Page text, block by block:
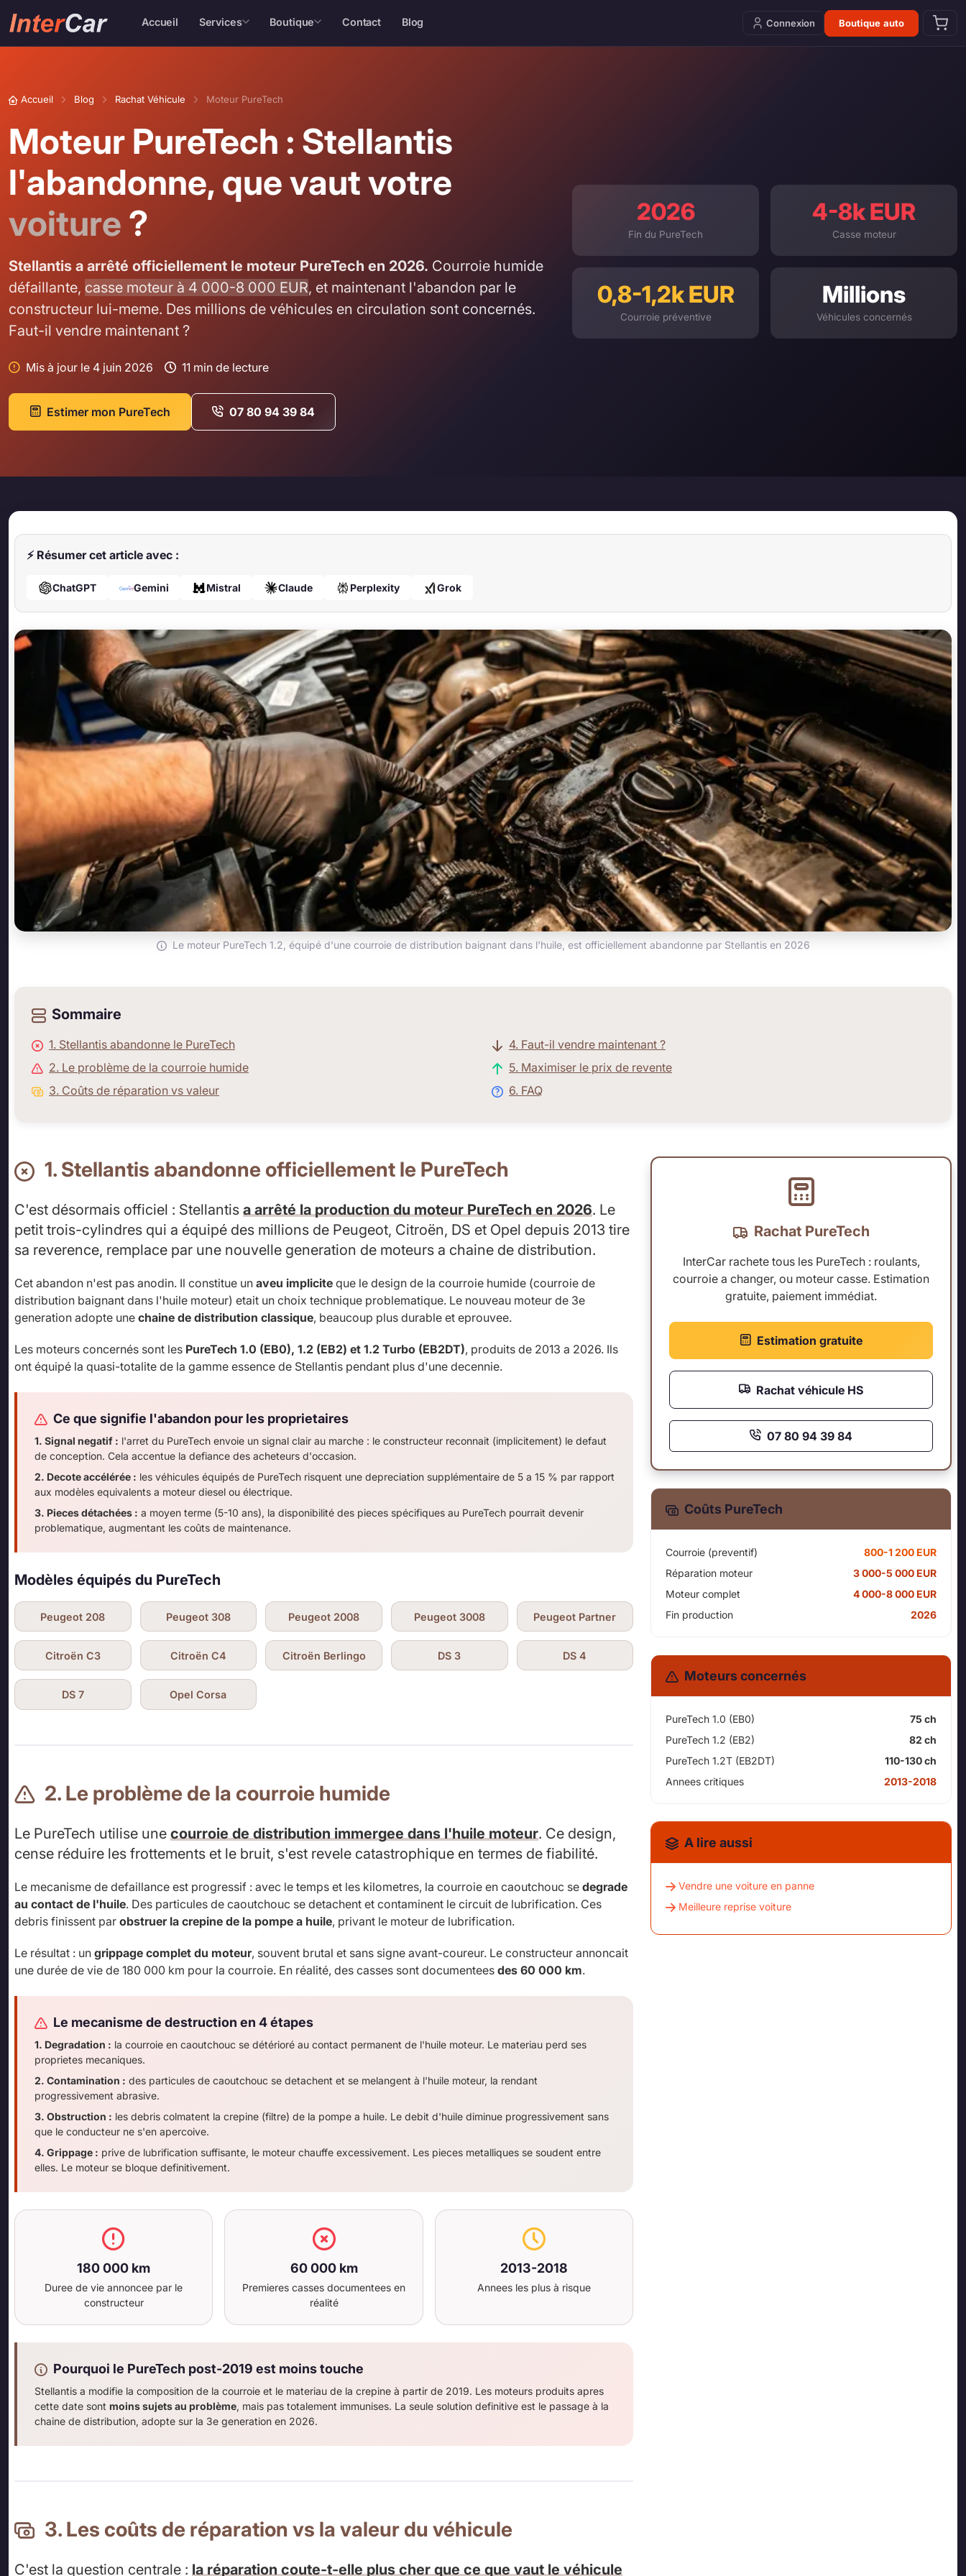
Accueil Services Boutique Contact Blog Connexion Boutique auto
Accueil Blog Rachat Véhicule Moteur PureTech
Moteur PureTech : Stellantis
l'abandonne, que vaut votre
voiture ?
Stellantis a arrêté officiellement le moteur PureTech en 2026. Courroie humide
défaillante, casse moteur à 4 000-8 000 EUR, et maintenant l'abandon par le
constructeur lui-meme. Des millions de véhicules en circulation sont concernés.
Faut-il vendre maintenant ?
Mis à jour le 4 juin 2026 11 min de lecture
Estimer mon PureTech 07 80 94 39 84
2026
Fin du PureTech
4-8k EUR
Casse moteur
0,8-1,2k EUR
Courroie préventive
Millions
Véhicules concernés
⚡ Résumer cet article avec :
ChatGPT Gemini Mistral Claude Perplexity Grok
Le moteur PureTech 1.2, équipé d'une courroie de distribution baignant dans l'huile, est officiellement abandonne par Stellantis en 2026
Sommaire
1. Stellantis abandonne le PureTech
2. Le problème de la courroie humide
3. Coûts de réparation vs valeur
4. Faut-il vendre maintenant ?
5. Maximiser le prix de revente
6. FAQ
1. Stellantis abandonne officiellement le PureTech
C'est désormais officiel : Stellantis a arrêté la production du moteur PureTech en 2026. Le
petit trois-cylindres qui a équipé des millions de Peugeot, Citroën, DS et Opel depuis 2013 tire
sa reverence, remplace par une nouvelle generation de moteurs a chaine de distribution.
Cet abandon n'est pas anodin. Il constitue un aveu implicite que le design de la courroie humide (courroie de
distribution baignant dans l'huile moteur) etait un choix technique problematique. Le nouveau moteur de 3e
generation adopte une chaine de distribution classique, beaucoup plus durable et eprouvee.
Les moteurs concernés sont les PureTech 1.0 (EB0), 1.2 (EB2) et 1.2 Turbo (EB2DT), produits de 2013 a 2026. Ils
ont équipé la quasi-totalite de la gamme essence de Stellantis pendant plus d'une decennie.
Ce que signifie l'abandon pour les proprietaires
1. Signal negatif : l'arret du PureTech envoie un signal clair au marche : le constructeur reconnait (implicitement) le defaut
de conception. Cela accentue la defiance des acheteurs d'occasion.
2. Decote accélérée : les véhicules équipés de PureTech risquent une depreciation supplémentaire de 5 a 15 % par rapport
aux modèles equivalents a moteur diesel ou électrique.
3. Pieces détachées : a moyen terme (5-10 ans), la disponibilité des pieces spécifiques au PureTech pourrait devenir
problematique, augmentant les coûts de maintenance.
Modèles équipés du PureTech
Peugeot 208 Peugeot 308 Peugeot 2008 Peugeot 3008 Peugeot Partner
Citroën C3 Citroën C4 Citroën Berlingo DS 3 DS 4
DS 7 Opel Corsa
2. Le problème de la courroie humide
Le PureTech utilise une courroie de distribution immergee dans l'huile moteur. Ce design,
cense réduire les frottements et le bruit, s'est revele catastrophique en termes de fiabilité.
Le mecanisme de defaillance est progressif : avec le temps et les kilometres, la courroie en caoutchouc se degrade
au contact de l'huile. Des particules de caoutchouc se detachent et contaminent le circuit de lubrification. Ces
debris finissent par obstruer la crepine de la pompe a huile, privant le moteur de lubrification.
Le résultat : un grippage complet du moteur, souvent brutal et sans signe avant-coureur. Le constructeur annoncait
une durée de vie de 180 000 km pour la courroie. En réalité, des casses sont documentees des 60 000 km.
Le mecanisme de destruction en 4 étapes
1. Degradation : la courroie en caoutchouc se détérioré au contact permanent de l'huile moteur. Le materiau perd ses
proprietes mecaniques.
2. Contamination : des particules de caoutchouc se detachent et se melangent à l'huile moteur, la rendant
progressivement abrasive.
3. Obstruction : les debris colmatent la crepine (filtre) de la pompe a huile. Le debit d'huile diminue progressivement sans
que le conducteur ne s'en apercoive.
4. Grippage : prive de lubrification suffisante, le moteur chauffe excessivement. Les pieces metalliques se soudent entre
elles. Le moteur se bloque definitivement.
180 000 km
Duree de vie annoncee par le
constructeur
60 000 km
Premieres casses documentees en
réalité
2013-2018
Annees les plus à risque
Pourquoi le PureTech post-2019 est moins touche
Stellantis a modifie la composition de la courroie et le materiau de la crepine à partir de 2019. Les moteurs produits apres
cette date sont moins sujets au problème, mais pas totalement immunises. La seule solution definitive est le passage à la
chaine de distribution, adopte sur la 3e generation en 2026.
3. Les coûts de réparation vs la valeur du véhicule
C'est la question centrale : la réparation coute-t-elle plus cher que ce que vaut le véhicule
Rachat PureTech
InterCar rachete tous les PureTech : roulants,
courroie a changer, ou moteur casse. Estimation
gratuite, paiement immédiat.
Estimation gratuite
Rachat véhicule HS
07 80 94 39 84
Coûts PureTech
Courroie (preventif)
800-1 200 EUR
Réparation moteur
3 000-5 000 EUR
Moteur complet
4 000-8 000 EUR
Fin production
2026
Moteurs concernés
PureTech 1.0 (EB0)
75 ch
PureTech 1.2 (EB2)
82 ch
PureTech 1.2T (EB2DT)
110-130 ch
Annees critiques
2013-2018
A lire aussi
Vendre une voiture en panne
Meilleure reprise voiture